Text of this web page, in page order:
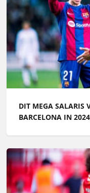
DIT MEGA SALARIS
BARCELONA IN 2024